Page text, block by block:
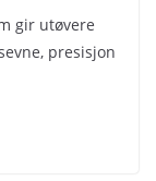
gir utøvere
presisjon